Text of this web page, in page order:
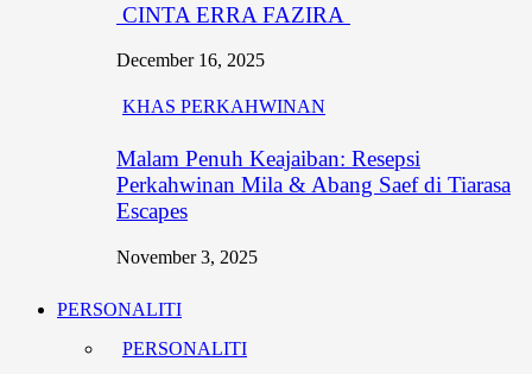
CINTA ERRA FAZIRA
December 16, 2025
KHAS PERKAHWINAN
Malam Penuh Keajaiban: Resepsi
Perkahwinan Mila & Abang Saef di Tiarasa
Escapes
November 3, 2025
PERSONALITI
PERSONALITI